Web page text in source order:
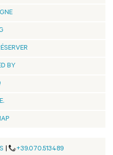
BY
| +39.070.513489